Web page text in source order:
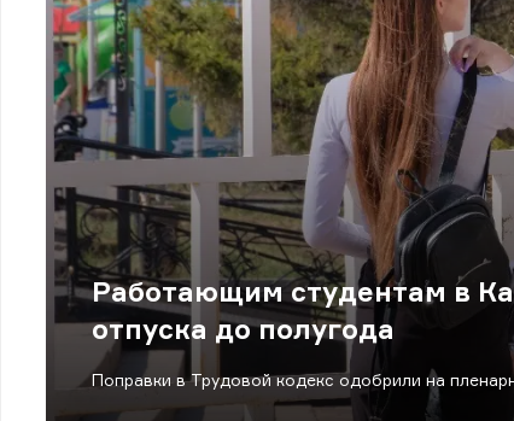
Работающим студентам в
отпуска до полугода
Поправки в Трудовой кодекс одобрили на